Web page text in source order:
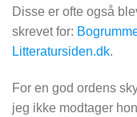
Disse er ofte også
skrevet for:
Litteratursiden.dk.
For en god ordens
jeg ikke modtager